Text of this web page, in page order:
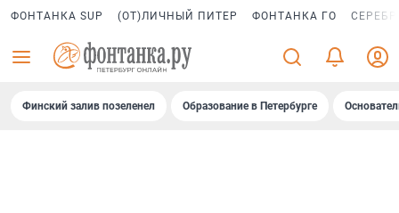
ФОНТАНКА SUP (ОТ)ЛИЧНЫЙ ПИТЕР ФОНТАНКА ГО
Финский залив позеленел Образование в Петербурге